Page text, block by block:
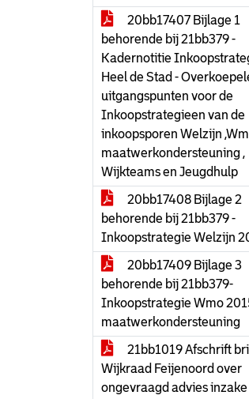
20bb17407 Bijlage 1
behorende bij 21bb379 -
Kadernotitie
Heel de Stad -
uitgangspunten voor de
Inkoopstrategieen van de
inkoopsporen Welzijn
maatwerkondersteuning ,
Wijkteams en Jeugdhulp
20bb17408 Bijlage 2
behorende bij 21bb379 -
Inkoopstrategie Welzijn
20bb17409 Bijlage 3
behorende bij 21bb379-
Inkoopstrategie Wmo
maatwerkondersteuning
21bb1019 Afschrift
Wijkraad Feijenoord over
ongevraagd advies inzake